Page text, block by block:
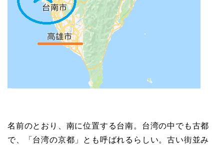
名前のとおり、南に位置する台南。台湾の中でも古都
で、「台湾の京都」とも呼ばれるらしい。古い街並み